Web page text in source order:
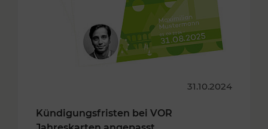
31.10.2024
Kündigungsfristen bei VOR